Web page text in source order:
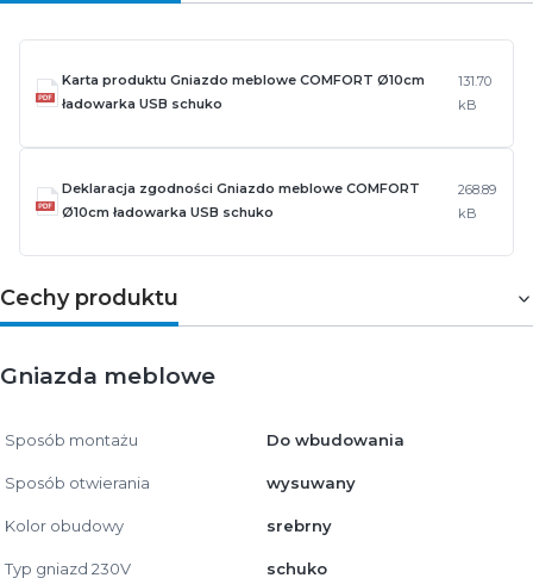
Karta produktu Gniazdo meblowe COMFORT Ø10cm
ładowarka USB schuko
131.70
kB
Deklaracja zgodności Gniazdo meblowe COMFORT
Ø10cm ładowarka USB schuko
268.89
kB
Cechy produktu
Gniazda meblowe
Sposób montażu Do wbudowania
Sposób otwierania wysuwany
Kolor obudowy srebrny
Typ gniazd 230V schuko